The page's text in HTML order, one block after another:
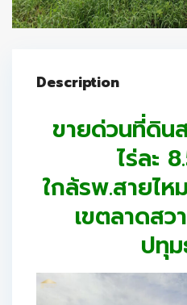
Description
ขายด่วนที่ดิน
ไร่ละ
ใกล้รพ.สายไ
เขตลาดสว
ปทุ